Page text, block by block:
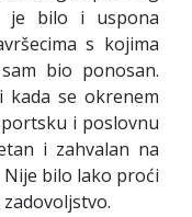
je bilo i uspona
s kojima
bio ponosan.
kada se okrenem
i poslovnu
i zahvalan na
bilo lako proći